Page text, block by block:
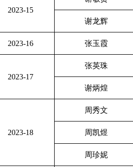
2023-15
谢龙辉
2023-16 张玉霞
2023-17
张英珠
谢炳煌
2023-18
周秀文
周凯煜
周珍妮